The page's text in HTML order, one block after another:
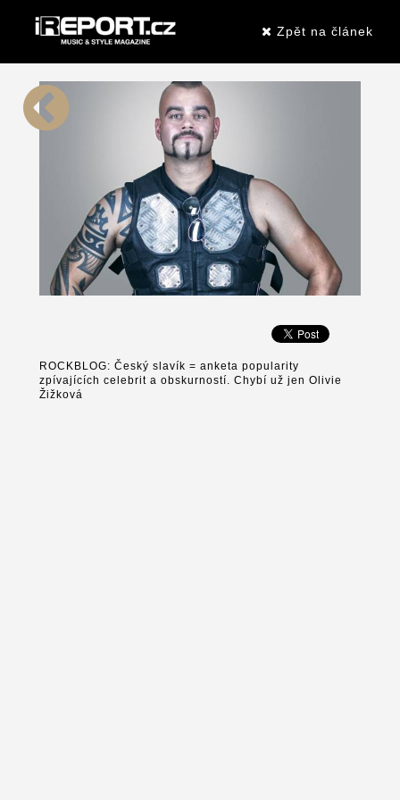
Zpět na článek
ROCKBLOG: Český slavík = anketa popularity
zpívajících celebrit a obskurností. Chybí už jen Olivie
Žižková